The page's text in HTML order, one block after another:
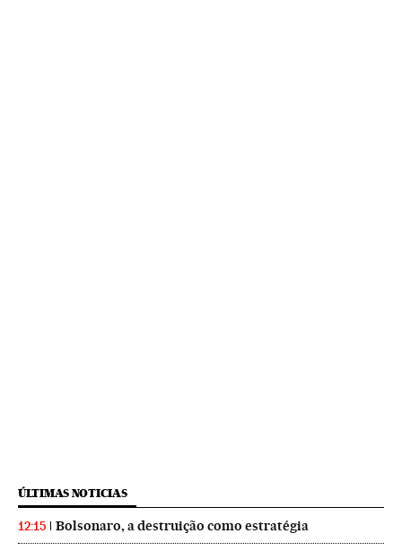
ÚLTIMAS NOTICIAS
12:15 Bolsonaro, a destruição como estratégia